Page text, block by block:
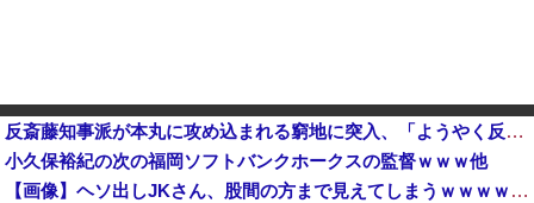
反斎藤知事派が本丸に攻め込まれる窮地に突入、「ようやく反撃のターンやね」と手際の良さに感心する人が続出中
小久保裕紀の次の福岡ソフトバンクホークスの監督ｗｗｗ他
【画像】ヘソ出しJKさん、股間の方まで見えてしまうｗｗｗｗｗｗｗｗｗ